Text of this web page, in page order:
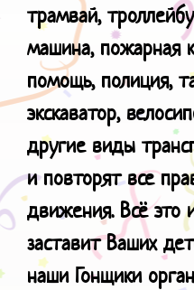
трамвай,
машина, пожарная
помощь, полиция,
экскаватор,
другие виды
и повторят все
движения. Всё это
заставит Ваших
наши Гонщики